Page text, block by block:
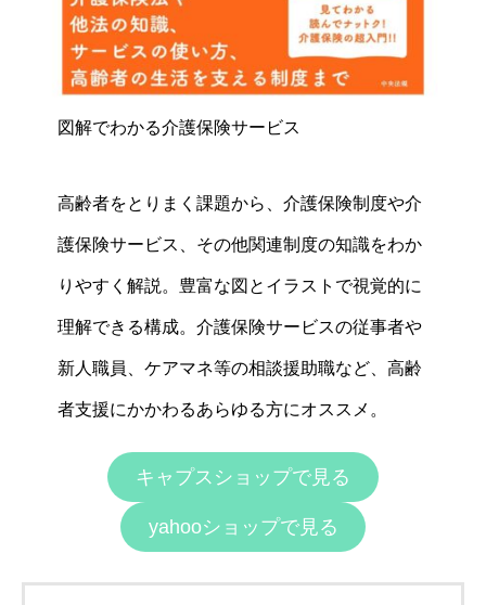
図解でわかる介護保険サービス
高齢者をとりまく課題から、介護保険制度や介
護保険サービス、その他関連制度の知識をわか
りやすく解説。豊富な図とイラストで視覚的に
理解できる構成。介護保険サービスの従事者や
新人職員、ケアマネ等の相談援助職など、高齢
者支援にかかわるあらゆる方にオススメ。
キャプスショップで見る
yahooショップで見る